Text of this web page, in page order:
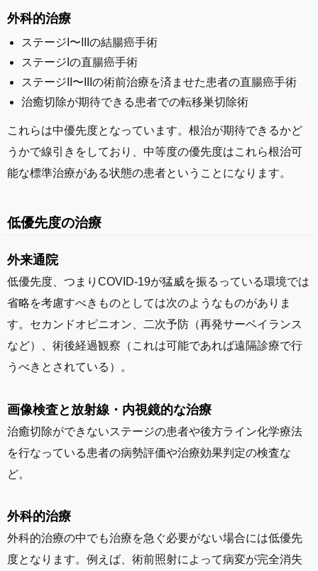
外科的治療
ステージI〜IIIの結腸癌手術
ステージIの直腸癌手術
ステージII〜IIIの術前治療を済ませた患者の直腸癌手術
治癒切除が期待できる患者での転移巣切除術
これらは中優先度となっています。根治が期待できるかど
うかで線引きをしており、中等度の優先度はこれら根治可
能な標準治療がある状態の患者ということになります。
低優先度の治療
外来通院
低優先度、つまりCOVID-19が猛威を振るっている環境では
省略を考慮すべきものとしては次のようなものがありま
す。セカンドオピニオン、二次予防（再発サーベイランス
など）、術後経過観察（これは可能であれば遠隔診療で行
うべきとされている）。
画像検査と放射線・内視鏡的な治療
治癒切除ができないステージの患者や後方ライン化学療法
を行なっている患者の病勢評価や治療効果判定の検査な
ど。
外科的治療
外科的治療の中でも治療を急ぐ必要がない場合には低優先
度となります。例えば、術前照射によって病変が完全消失